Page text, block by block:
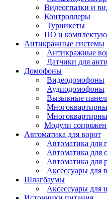
Видеогпазки и
Контроллеры
Турникеты
ПО и
Антикражные системы
Антикражные
Датчики для
Домофоны
Видеодомофоны
Аудиодомофоны
Вызывные
Модули
Автоматика для ворот
Автоматика для
Автоматика для
Автоматика для
Аксессуары для
Шлагбаумы
Аксессуары для